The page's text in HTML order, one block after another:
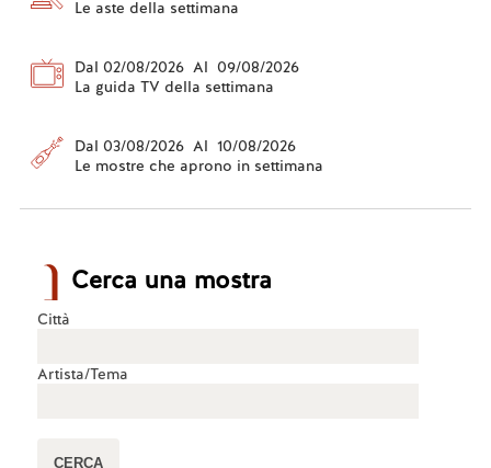
Le aste della settimana
Dal 02/08/2026 Al 09/08/2026
La guida TV della settimana
Dal 03/08/2026 Al 10/08/2026
Le mostre che aprono in settimana
Cerca una mostra
Città
Artista/Tema